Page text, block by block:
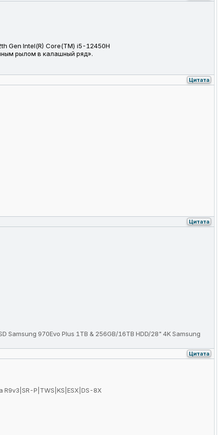
Gen Intel(R) Core(TM) i5-12450H
рылом в калашный ряд».
Цитата
Цитата
Samsung 970Evo Plus 1TB & 256GB/16TB HDD/28" 4K Samsung
Цитата
R9v3|SR-P|TWS|KS|ESX|DS-8X